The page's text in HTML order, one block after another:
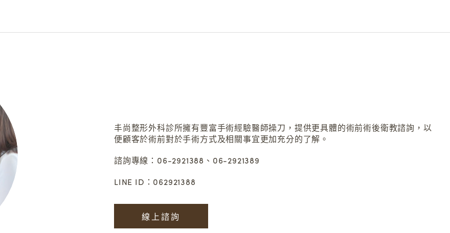
丰尚整形外科診所擁有豐富手術經驗醫師操刀，提供更具體的術前術後衛教諮詢，以
便顧客於術前對於手術方式及相關事宜更加充分的了解。
諮詢專線：06-2921388、06-2921389
LINE ID：062921388
線上諮詢